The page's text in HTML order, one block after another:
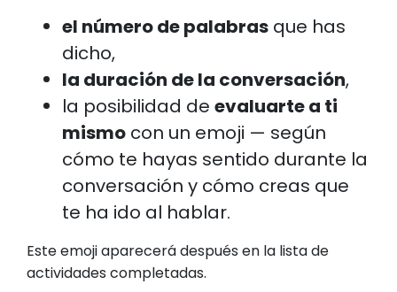
el número de palabras que has
dicho,
la duración de la conversación,
la posibilidad de evaluarte a ti
mismo con un emoji — según
cómo te hayas sentido durante la
conversación y cómo creas que
te ha ido al hablar.
Este emoji aparecerá después en la lista de
actividades completadas.